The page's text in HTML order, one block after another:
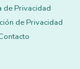
de Privacidad
de Privacidad